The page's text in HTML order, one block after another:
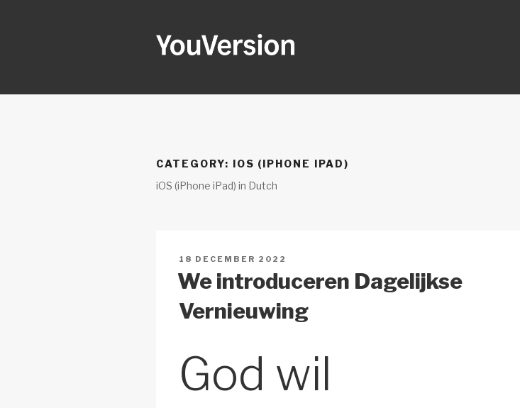
CATEGORY: IOS (IPHONE IPAD)
iOS (iPhone iPad) in Dutch
GEPLAATST
18 DECEMBER 2022
We introduceren Dagelijkse
Vernieuwing
God wil